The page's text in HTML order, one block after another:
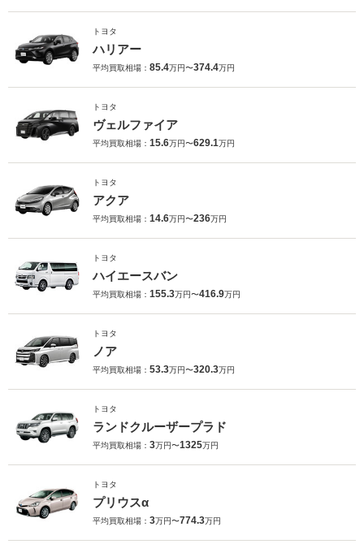
トヨタ
ハリアー
平均買取相場： 85.4万円〜374.4万円
トヨタ
ヴェルファイア
平均買取相場： 15.6万円〜629.1万円
トヨタ
アクア
平均買取相場： 14.6万円〜236万円
トヨタ
ハイエースバン
平均買取相場： 155.3万円〜416.9万円
トヨタ
ノア
平均買取相場： 53.3万円〜320.3万円
トヨタ
ランドクルーザープラド
平均買取相場： 3万円〜1325万円
トヨタ
プリウスα
平均買取相場： 3万円〜774.3万円